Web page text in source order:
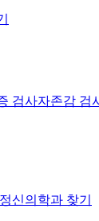
검사자존감 검
정신의학과 찾기